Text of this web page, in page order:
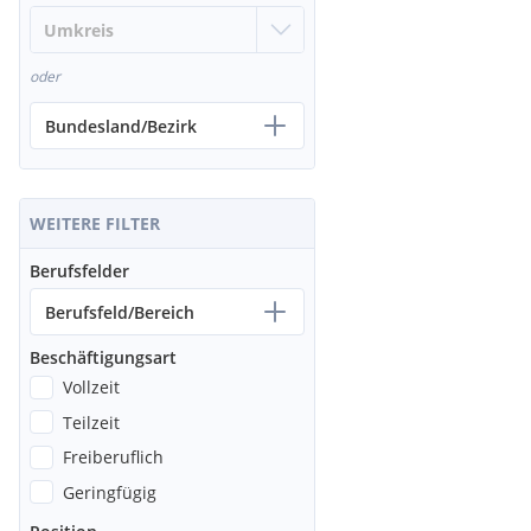
oder
Bundesland/Bezirk
WEITERE FILTER
Berufsfelder
Berufsfeld/Bereich
Beschäftigungsart
Vollzeit
Teilzeit
Freiberuflich
Geringfügig